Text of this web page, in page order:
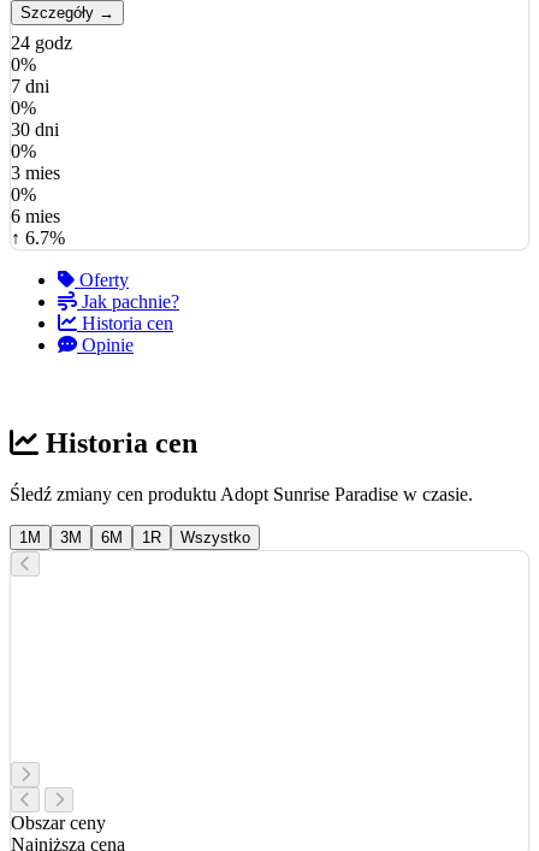
Szczegóły →
24 godz
0%
7 dni
0%
30 dni
0%
3 mies
0%
6 mies
↑ 6.7%
Oferty
Jak pachnie?
Historia cen
Opinie
Historia cen
Śledź zmiany cen produktu Adopt Sunrise Paradise w czasie.
1M 3M 6M 1R Wszystko
Obszar ceny
Najniższa cena